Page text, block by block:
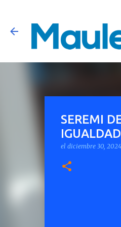
SEREMI
el diciembre 30, 2024